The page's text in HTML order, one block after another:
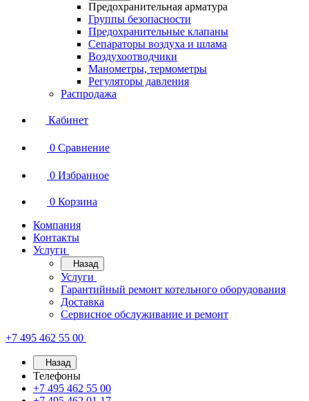
Предохранительная арматура
Группы безопасности
Предохранительные клапаны
Сепараторы воздуха и шлама
Воздухоотводчики
Манометры, термометры
Регуляторы давления
Распродажа
Кабинет
0 Сравнение
0 Избранное
0 Корзина
Компания
Контакты
Услуги
Назад
Услуги
Гарантийный ремонт котельного оборудования
Доставка
Сервисное обслуживание и ремонт
+7 495 462 55 00
Назад
Телефоны
+7 495 462 55 00